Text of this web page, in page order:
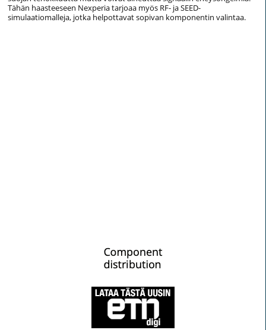
Tähän haasteeseen Nexperia tarjoaa myös RF- ja SEED-
simulaatiomalleja, jotka helpottavat sopivan komponentin valintaa.